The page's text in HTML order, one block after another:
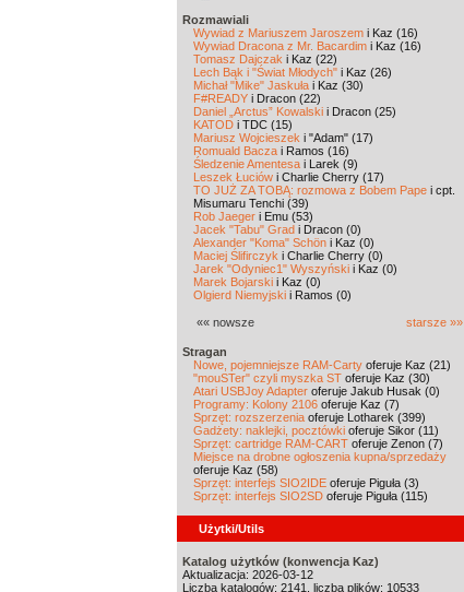
Rozmawiali
Wywiad z Mariuszem Jaroszem i Kaz (16)
Wywiad Dracona z Mr. Bacardim i Kaz (16)
Tomasz Dajczak i Kaz (22)
Lech Bąk i "Świat Młodych" i Kaz (26)
Michał "Mike" Jaskuła i Kaz (30)
F#READY i Dracon (22)
Daniel „Arctus” Kowalski i Dracon (25)
KATOD i TDC (15)
Mariusz Wojcieszek i "Adam" (17)
Romuald Bacza i Ramos (16)
Śledzenie Amentesa i Larek (9)
Leszek Łuciów i Charlie Cherry (17)
TO JUŻ ZA TOBĄ: rozmowa z Bobem Pape i cpt.
Misumaru Tenchi (39)
Rob Jaeger i Emu (53)
Jacek "Tabu" Grad i Dracon (0)
Alexander "Koma" Schön i Kaz (0)
Maciej Ślifirczyk i Charlie Cherry (0)
Jarek "Odyniec1" Wyszyński i Kaz (0)
Marek Bojarski i Kaz (0)
Olgierd Niemyjski i Ramos (0)
«« nowsze starsze »»
Stragan
Nowe, pojemniejsze RAM-Carty oferuje Kaz (21)
"mouSTer" czyli myszka ST oferuje Kaz (30)
Atari USBJoy Adapter oferuje Jakub Husak (0)
Programy: Kolony 2106 oferuje Kaz (7)
Sprzęt: rozszerzenia oferuje Lotharek (399)
Gadżety: naklejki, pocztówki oferuje Sikor (11)
Sprzęt: cartridge RAM-CART oferuje Zenon (7)
Miejsce na drobne ogłoszenia kupna/sprzedaży
oferuje Kaz (58)
Sprzęt: interfejs SIO2IDE oferuje Piguła (3)
Sprzęt: interfejs SIO2SD oferuje Piguła (115)
Użytki/Utils
Katalog użytków (konwencja Kaz)
Aktualizacja: 2026-03-12
Liczba katalogów: 2141, liczba plików: 10533